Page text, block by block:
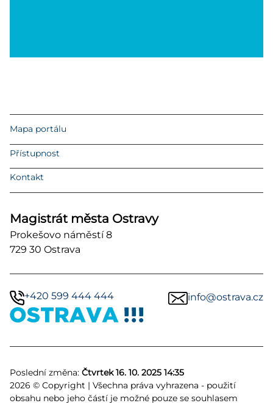
Mapa portálu
Přístupnost
Kontakt
Magistrát města Ostravy
Prokešovo náměstí 8
729 30 Ostrava
+420 599 444 444 info@ostrava.cz
Poslední změna: Čtvrtek 16. 10. 2025 14:35
2026 © Copyright | Všechna práva vyhrazena - použití
obsahu nebo jeho částí je možné pouze se souhlasem